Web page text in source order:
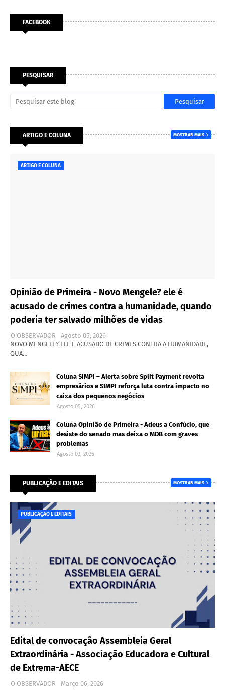
FACEBOOK
PESQUISAR
ARTIGO E COLUNA MOSTRAR MAIS
ARTIGO E COLUNA
Opinião de Primeira - Novo Mengele? ele é
acusado de crimes contra a humanidade, quando
poderia ter salvado milhões de vidas
O OBSERVADOR
Agosto 05, 2026
NOVO MENGELE? ELE É ACUSADO DE CRIMES CONTRA A HUMANIDADE,
QUA…
Coluna SIMPI – Alerta sobre Split Payment revolta
empresários e SIMPI reforça luta contra impacto no
caixa dos pequenos negócios
Agosto 05, 2026
Coluna Opinião de Primeira - Adeus a Confúcio, que
desiste do senado mas deixa o MDB com graves
problemas
Agosto 03, 2026
PUBLICAÇÃO E EDITAIS MOSTRAR MAIS
PUBLICAÇÃO E EDITAIS
Edital de convocação Assembleia Geral
Extraordinária - Associação Educadora e Cultural
de Extrema-AECE
O OBSERVADOR
Março 06, 2026